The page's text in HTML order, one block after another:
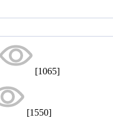
[1065]
[1550]